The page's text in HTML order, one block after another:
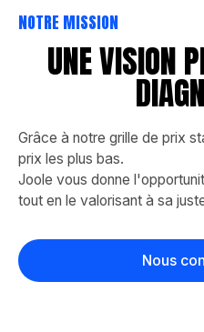
NOTRE MISSION
UNE VISION
Grâce à notre grille de prix
prix les plus bas.
Joole vous donne
tout en le valorisant à sa
Nous